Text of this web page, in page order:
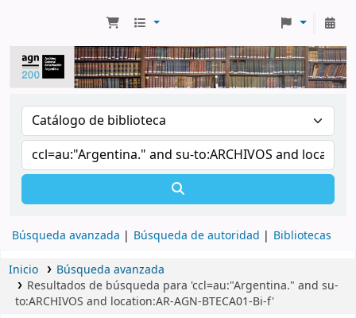
Búsqueda avanzada Búsqueda de autoridad Bibliotecas
Inicio
Búsqueda avanzada
Resultados de búsqueda para 'ccl=au:"Argentina." and su-
to:ARCHIVOS and location:AR-AGN-BTECA01-Bi-f'